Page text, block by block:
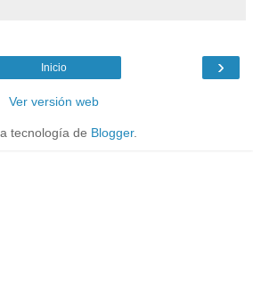
›
Inicio
Ver versión web
tecnología de Blogger.